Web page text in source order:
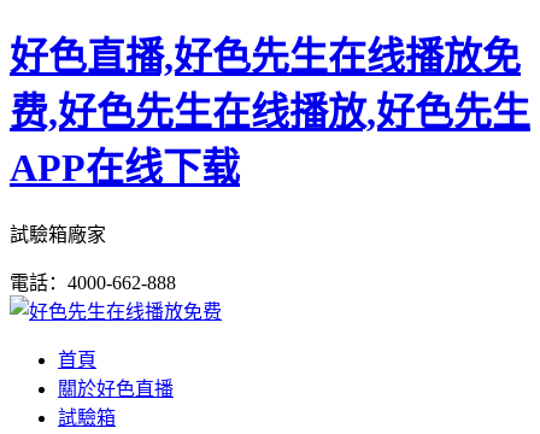
好色直播,好色先生在线播放免
费,好色先生在线播放,好色先生
APP在线下载
試驗箱廠家
電話：4000-662-888
首頁
關於好色直播
試驗箱